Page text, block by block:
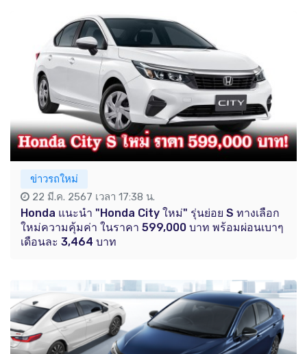
ข่าวรถใหม่
22 มี.ค. 2567 เวลา 17:38 น.
Honda แนะนำ "Honda City ใหม่" รุ่นย่อย S ทางเลือก
ใหม่ความคุ้มค่า ในราคา 599,000 บาท พร้อมผ่อนเบาๆ
เดือนละ 3,464 บาท